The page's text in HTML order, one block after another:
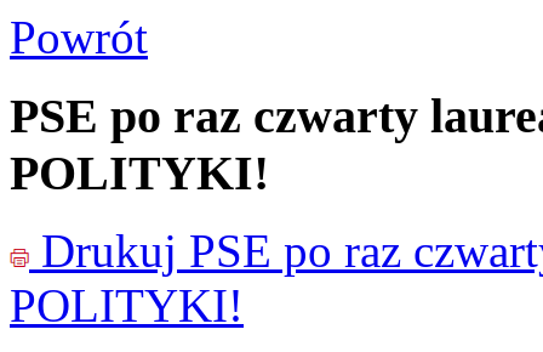
Powrót
PSE po raz czwarty
POLITYKI!
Drukuj PSE po raz
POLITYKI!